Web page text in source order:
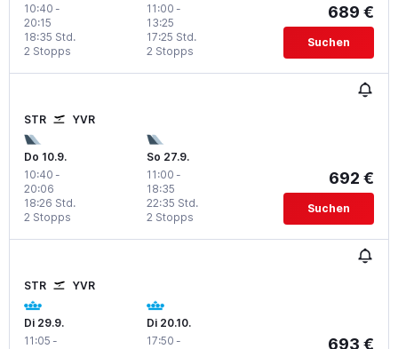
10:40 -
20:15
2 Stopps
18:35 Std.
11:00 -
13:25
2 Stopps
17:25 Std.
689 €
Suchen
STR YVR
Do 10.9.
10:40 -
20:06
2 Stopps
18:26 Std.
So 27.9.
11:00 -
18:35
2 Stopps
22:35 Std.
692 €
Suchen
STR YVR
Di 29.9.
11:05 -
Di 20.10.
17:50 -
693 €